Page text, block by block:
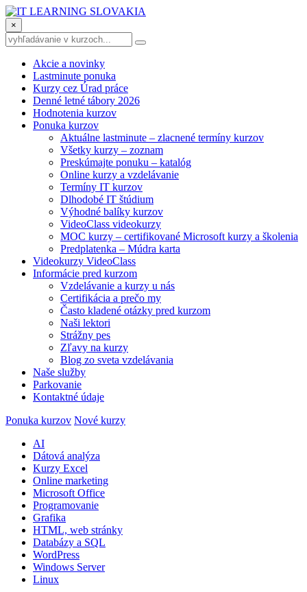
×
Akcie a novinky
Lastminute ponuka
Kurzy cez Úrad práce
Denné letné tábory 2026
Hodnotenia kurzov
Ponuka kurzov
Aktuálne lastminute – zlacnené termíny kurzov
Všetky kurzy – zoznam
Preskúmajte ponuku – katalóg
Online kurzy a vzdelávanie
Termíny IT kurzov
Dlhodobé IT štúdium
Výhodné balíky kurzov
VideoClass videokurzy
MOC kurzy – certifikované Microsoft kurzy a školenia
Predplatenka – Múdra karta
Videokurzy VideoClass
Informácie pred kurzom
Vzdelávanie a kurzy u nás
Certifikácia a prečo my
Často kladené otázky pred kurzom
Naši lektori
Strážny pes
Zľavy na kurzy
Blog zo sveta vzdelávania
Naše služby
Parkovanie
Kontaktné údaje
Ponuka kurzov Nové kurzy
AI
Dátová analýza
Kurzy Excel
Online marketing
Microsoft Office
Programovanie
Grafika
HTML, web stránky
Databázy a SQL
WordPress
Windows Server
Linux